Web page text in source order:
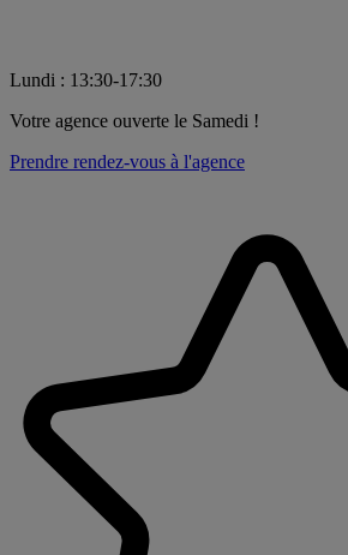
Lundi : 13:30-17:30
Votre agence ouverte le Samedi !
Prendre rendez-vous à l'agence